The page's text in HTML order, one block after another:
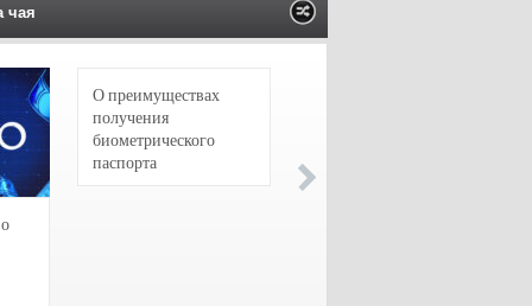
чая
О преимуществах
получения
биометрического
паспорта